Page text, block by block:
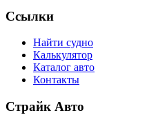
Ссылки
Найти судно
Калькулятор
Каталог авто
Контакты
Страйк Авто